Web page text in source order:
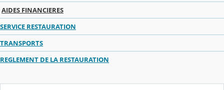
AIDES FINANCIERES
SERVICE RESTAURATION
TRANSPORTS
REGLEMENT DE LA RESTAURATION